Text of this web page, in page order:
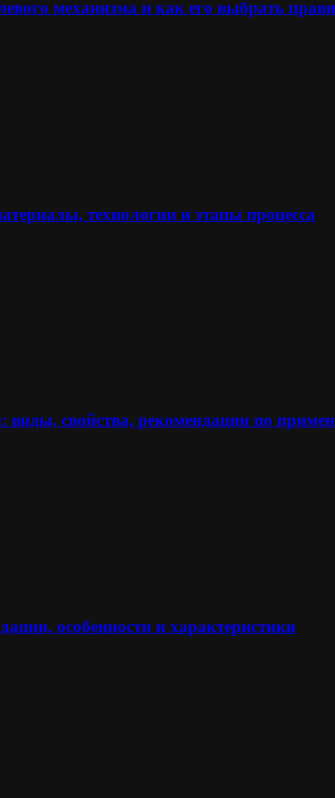
механизма и как его выбрать
технологии и этапы процесса
свойства, рекомендации по
особенности и характеристики